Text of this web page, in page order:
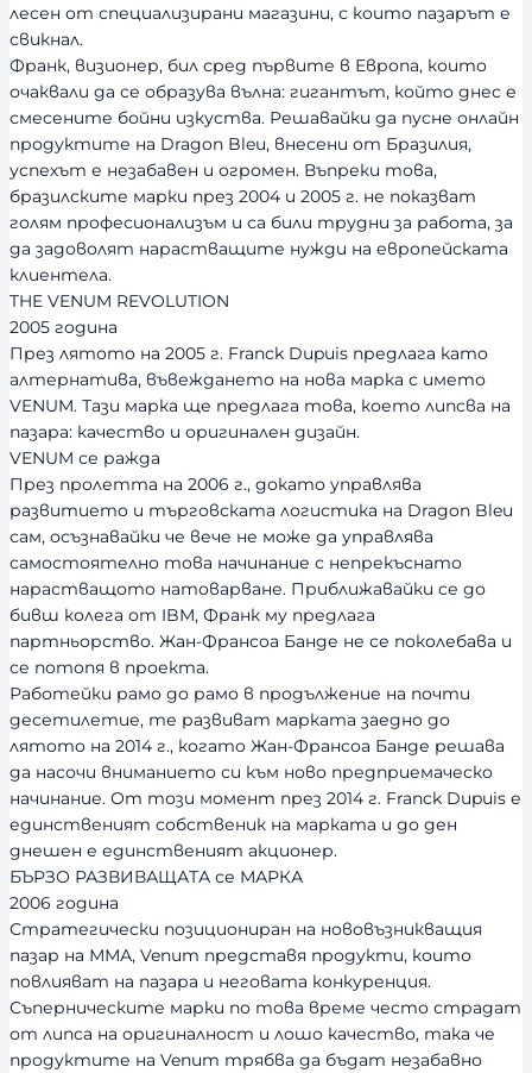
лесен от специализирани магазини, с които пазарът е
свикнал.
Франк, визионер, бил сред първите в Европа, които
очаквали да се образува вълна: гигантът, който днес е
смесените бойни изкуства. Решавайки да пусне онлайн
продуктите на Dragon Bleu, внесени от Бразилия,
успехът е незабавен и огромен. Въпреки това,
бразилските марки през 2004 и 2005 г. не показват
голям професионализъм и са били трудни за работа, за
да задоволят нарастващите нужди на европейската
клиентела.
THE VENUM REVOLUTION
2005 година
През лятото на 2005 г. Franck Dupuis предлага като
алтернатива, въвеждането на нова марка с името
VENUM. Тази марка ще предлага това, което липсва на
пазара: качество и оригинален дизайн.
VENUM се ражда
През пролетта на 2006 г., докато управлява
развитието и търговската логистика на Dragon Bleu
сам, осъзнавайки че вече не може да управлява
самостоятелно това начинание с непрекъснато
нарастващото натоварване. Приближавайки се до
бивш колега от IBM, Франк му предлага
партньорство. Жан-Франсоа Банде не се поколебава и
се потопя в проекта.
Работейки рамо до рамо в продължение на почти
десетилетие, те развиват марката заедно до
лятото на 2014 г., когато Жан-Франсоа Банде решава
да насочи вниманието си към ново предприемаческо
начинание. От този момент през 2014 г. Franck Dupuis е
единственият собственик на марката и до ден
днешен е единственият акционер.
БЪРЗО РАЗВИВАЩАТА се МАРКА
2006 година
Стратегически позициониран на нововъзникващия
пазар на ММА, Venum представя продукти, които
повлияват на пазара и неговата конкуренция.
Съперническите марки по това време често страдат
от липса на оригиналност и лошо качество, така че
продуктите на Venum трябва да бъдат незабавно